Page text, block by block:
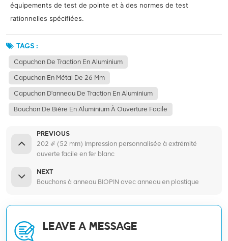
équipements de test de pointe et à des normes de test
rationnelles spécifiées.
TAGS :
Capuchon De Traction En Aluminium
Capuchon En Métal De 26 Mm
Capuchon D'anneau De Traction En Aluminium
Bouchon De Bière En Aluminium À Ouverture Facile
PREVIOUS
202 # (52 mm) Impression personnalisée à extrémité
ouverte facile en fer blanc
NEXT
Bouchons à anneau BIOPIN avec anneau en plastique
LEAVE A MESSAGE